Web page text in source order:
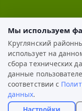
РАЗРАБОТКА:
Мы используем
Круглянский
использует на
сбора технических
данные
соответствии с
данных.